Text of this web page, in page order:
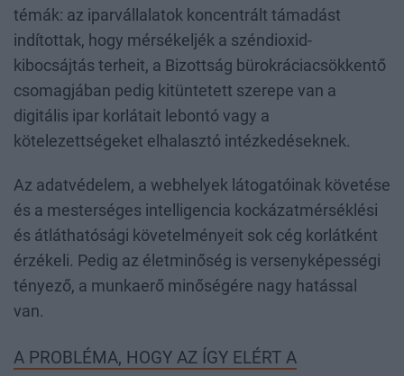
témák: az iparvállalatok koncentrált támadást
indítottak, hogy mérsékeljék a széndioxid-
kibocsájtás terheit, a Bizottság bürokráciacsökkentő
csomagjában pedig kitüntetett szerepe van a
digitális ipar korlátait lebontó vagy a
kötelezettségeket elhalasztó intézkedéseknek.
Az adatvédelem, a webhelyek látogatóinak követése
és a mesterséges intelligencia kockázatmérséklési
és átláthatósági követelményeit sok cég korlátként
érzékeli. Pedig az életminőség is versenyképességi
tényező, a munkaerő minőségére nagy hatással
van.
A PROBLÉMA, HOGY AZ ÍGY ELÉRT A